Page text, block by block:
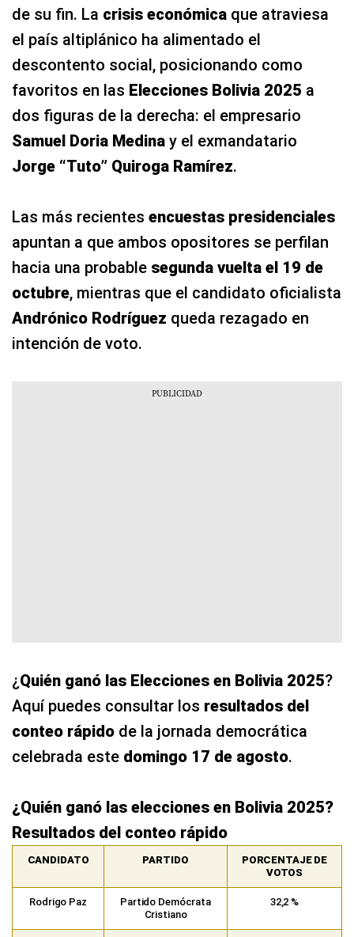
de su fin. La crisis económica que atraviesa
el país altiplánico ha alimentado el
descontento social, posicionando como
favoritos en las Elecciones Bolivia 2025 a
dos figuras de la derecha: el empresario
Samuel Doria Medina y el exmandatario
Jorge “Tuto” Quiroga Ramírez.
Las más recientes encuestas presidenciales
apuntan a que ambos opositores se perfilan
hacia una probable segunda vuelta el 19 de
octubre, mientras que el candidato oficialista
Andrónico Rodríguez queda rezagado en
intención de voto.
¿Quién ganó las Elecciones en Bolivia 2025?
Aquí puedes consultar los resultados del
conteo rápido de la jornada democrática
celebrada este domingo 17 de agosto.
¿Quién ganó las elecciones en Bolivia 2025?
Resultados del conteo rápido
CANDIDATO PARTIDO
PORCENTAJE DE
VOTOS
Rodrigo Paz
Partido Demócrata
Cristiano
32,2 %